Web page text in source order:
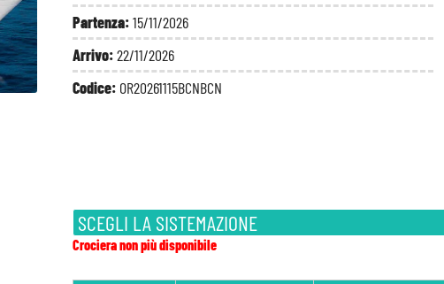
Partenza:15/11/2026
Arrivo:22/11/2026
Codice: OR20261115BCNBCN
SCEGLI LA SISTEMAZIONE
Crociera non più disponibile